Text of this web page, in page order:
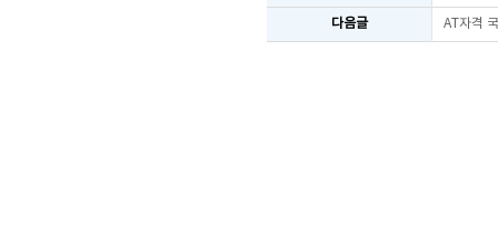
다음글 AT자격